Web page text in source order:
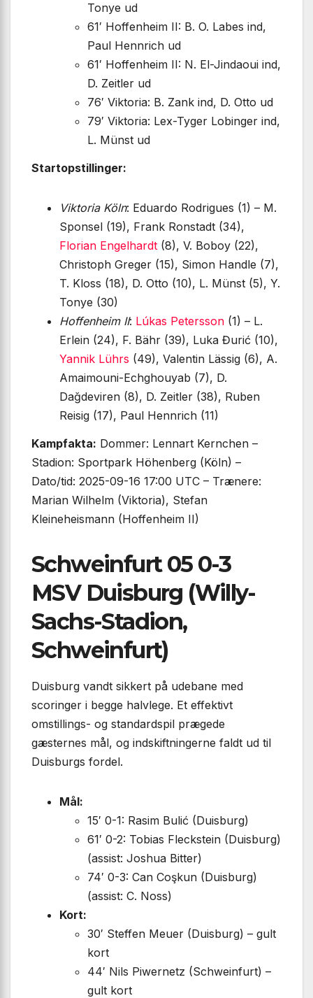
Tonye ud
61′ Hoffenheim II: B. O. Labes ind,
Paul Hennrich ud
61′ Hoffenheim II: N. El-Jindaoui ind,
D. Zeitler ud
76′ Viktoria: B. Zank ind, D. Otto ud
79′ Viktoria: Lex-Tyger Lobinger ind,
L. Münst ud
Startopstillinger:
Viktoria Köln: Eduardo Rodrigues (1) – M.
Sponsel (19), Frank Ronstadt (34),
Florian Engelhardt (8), V. Boboy (22),
Christoph Greger (15), Simon Handle (7),
T. Kloss (18), D. Otto (10), L. Münst (5), Y.
Tonye (30)
Hoffenheim II: Lúkas Petersson (1) – L.
Erlein (24), F. Bähr (39), Luka Đurić (10),
Yannik Lührs (49), Valentin Lässig (6), A.
Amaimouni-Echghouyab (7), D.
Dağdeviren (8), D. Zeitler (38), Ruben
Reisig (17), Paul Hennrich (11)
Kampfakta: Dommer: Lennart Kernchen –
Stadion: Sportpark Höhenberg (Köln) –
Dato/tid: 2025-09-16 17:00 UTC – Trænere:
Marian Wilhelm (Viktoria), Stefan
Kleineheismann (Hoffenheim II)
Schweinfurt 05 0-3
MSV Duisburg (Willy-
Sachs-Stadion,
Schweinfurt)
Duisburg vandt sikkert på udebane med
scoringer i begge halvlege. Et effektivt
omstillings- og standardspil prægede
gæsternes mål, og indskiftningerne faldt ud til
Duisburgs fordel.
Mål:
15′ 0-1: Rasim Bulić (Duisburg)
61′ 0-2: Tobias Fleckstein (Duisburg)
(assist: Joshua Bitter)
74′ 0-3: Can Coşkun (Duisburg)
(assist: C. Noss)
Kort:
30′ Steffen Meuer (Duisburg) – gult
kort
44′ Nils Piwernetz (Schweinfurt) –
gult kort